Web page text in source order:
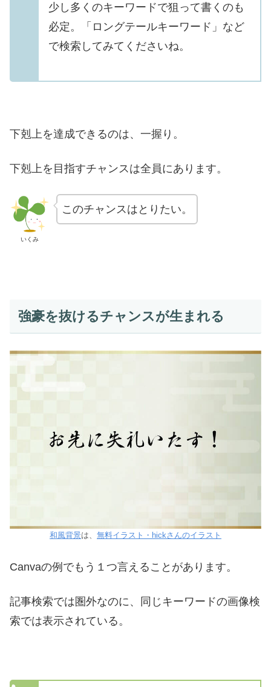
少し多くのキーワードで狙って書くのも
必定。「ロングテールキーワード」など
で検索してみてくださいね。
下剋上を達成できるのは、一握り。
下剋上を目指すチャンスは全員にあります。
いくみ
このチャンスはとりたい。
強豪を抜けるチャンスが生まれる
和風背景は、 無料イラスト・hickさんのイラスト
Canvaの例でもう１つ言えることがあります。
記事検索では圏外なのに、同じキーワードの画像検
索では表示されている。